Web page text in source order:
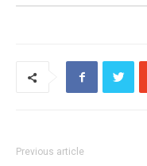
Previous article